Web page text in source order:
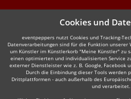
Cookies und
eventpeppers nutzt Cookies und Tracking-
Datenverarbeitungen sind für die Funktion unserer
um Künstler im Künstlerkorb "Meine Künstler" zu
einen optimierten und individualisierten Service
externer Dienstleister wie z. B. Google, Facebook
Durch die Einbindung dieser Tools werden
Drittplattformen - auch außerhalb des
und verarbeitet.